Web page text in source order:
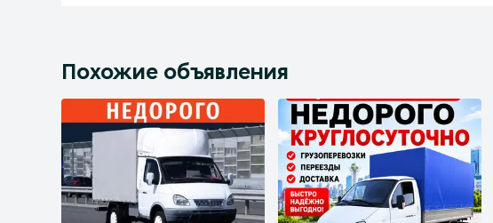
Похожие объявления